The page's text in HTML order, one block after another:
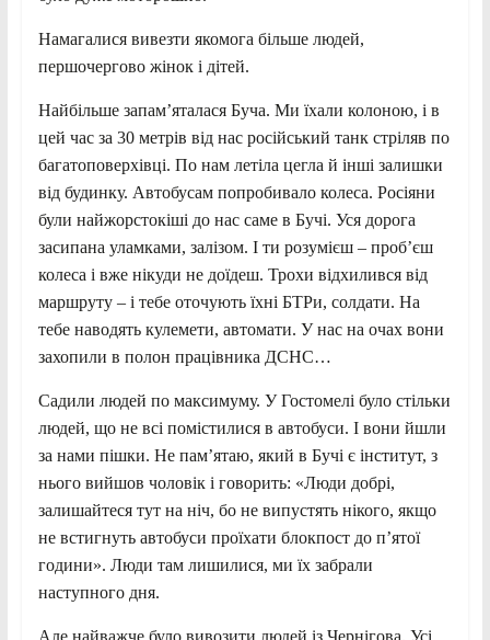
Намагалися вивезти якомога більше людей,
першочергово жінок і дітей.
Найбільше запам’яталася Буча. Ми їхали колоною, і в
цей час за 30 метрів від нас російський танк стріляв по
багатоповерхівці. По нам летіла цегла й інші залишки
від будинку. Автобусам попробивало колеса. Росіяни
були найжорстокіші до нас саме в Бучі. Уся дорога
засипана уламками, залізом. І ти розумієш – проб’єш
колеса і вже нікуди не доїдеш. Трохи відхилився від
маршруту – і тебе оточують їхні БТРи, солдати. На
тебе наводять кулемети, автомати. У нас на очах вони
захопили в полон працівника ДСНС…
Садили людей по максимуму. У Гостомелі було стільки
людей, що не всі помістилися в автобуси. І вони йшли
за нами пішки. Не пам’ятаю, який в Бучі є інститут, з
нього вийшов чоловік і говорить: «Люди добрі,
залишайтеся тут на ніч, бо не випустять нікого, якщо
не встигнуть автобуси проїхати блокпост до п’ятої
години». Люди там лишилися, ми їх забрали
наступного дня.
Але найважче було вивозити людей із Чернігова. Усі